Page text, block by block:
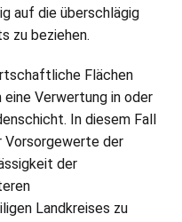
auf die überschlägig
zu beziehen.
Flächen
Verwertung in oder
In diesem Fall
Vorsorgewerte der
der
Landkreises zu